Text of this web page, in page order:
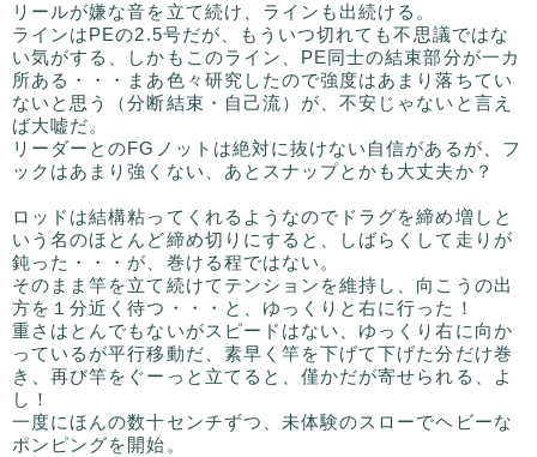
リールが嫌な音を立て続け、ラインも出続ける。
ラインはPEの2.5号だが、もういつ切れても不思議ではな
い気がする、しかもこのライン、PE同士の結束部分が一カ
所ある・・・まあ色々研究したので強度はあまり落ちてい
ないと思う（分断結束・自己流）が、不安じゃないと言え
ば大嘘だ。
リーダーとのFGノットは絶対に抜けない自信があるが、フ
ックはあまり強くない、あとスナップとかも大丈夫か？
ロッドは結構粘ってくれるようなのでドラグを締め増しと
いう名のほとんど締め切りにすると、しばらくして走りが
鈍った・・・が、巻ける程ではない。
そのまま竿を立て続けてテンションを維持し、向こうの出
方を１分近く待つ・・・と、ゆっくりと右に行った！
重さはとんでもないがスピードはない、ゆっくり右に向か
っているが平行移動だ、素早く竿を下げて下げた分だけ巻
き、再び竿をぐーっと立てると、僅かだが寄せられる、よ
し！
一度にほんの数十センチずつ、未体験のスローでヘビーな
ポンピングを開始。